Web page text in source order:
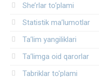
She’rlar to‘plami
Statistik ma’lumotlar
Ta’lim yangiliklari
Ta’limga oid qarorlar
Tabriklar to'plami